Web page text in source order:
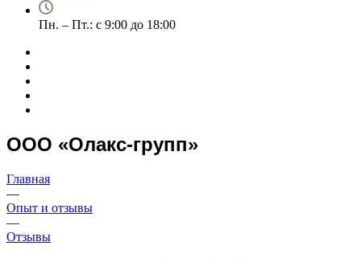
Пн. – Пт.: с 9:00 до 18:00
ООО «Олакс-групп»
Главная
—
Опыт и отзывы
—
Отзывы